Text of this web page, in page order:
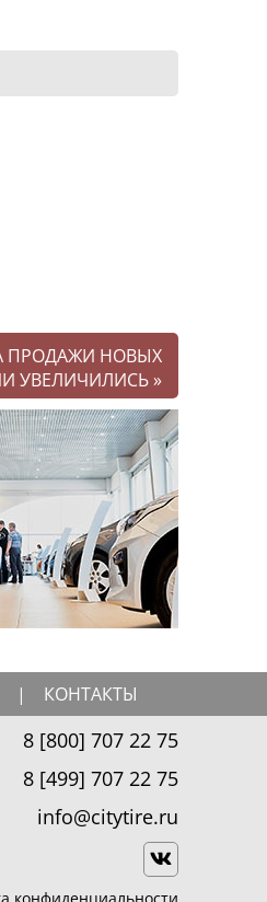
ПРОДАЖИ НОВЫХ
УВЕЛИЧИЛИСЬ»
| КОНТАКТЫ
8 [800] 707 22 75
8 [499] 707 22 75
info@citytire.ru